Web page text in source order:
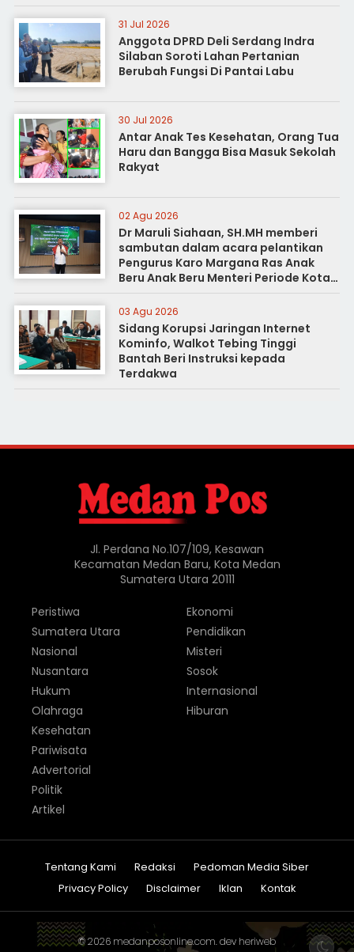
31 Jul 2026
Anggota DPRD Deli Serdang Indra
Silaban Soroti Lahan Pertanian
Berubah Fungsi Di Pantai Labu
30 Jul 2026
Antar Anak Tes Kesehatan, Orang Tua
Haru dan Bangga Bisa Masuk Sekolah
Rakyat
02 Agu 2026
Dr Maruli Siahaan, SH.MH memberi
sambutan dalam acara pelantikan
Pengurus Karo Margana Ras Anak
Beru Anak Beru Menteri Periode Kota
Medan
03 Agu 2026
Sidang Korupsi Jaringan Internet
Kominfo, Walkot Tebing Tinggi
Bantah Beri Instruksi kepada
Terdakwa
Jl. Perdana No.107/109, Kesawan
Kecamatan Medan Baru, Kota Medan
Sumatera Utara 20111
Peristiwa
Sumatera Utara
Nasional
Nusantara
Hukum
Olahraga
Ekonomi
Pendidikan
Misteri
Sosok
Internasional
Hiburan
Kesehatan
Pariwisata
Advertorial
Politik
Artikel
Tentang Kami Redaksi
Pedoman Media Siber
Privacy Policy
Disclaimer Iklan Kontak
© 2026 medanposonline.com. dev heriweb